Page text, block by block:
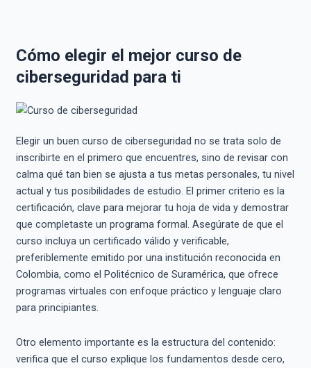
Cómo elegir el mejor curso de
ciberseguridad para ti
Elegir un buen curso de ciberseguridad no se trata solo de
inscribirte en el primero que encuentres, sino de revisar con
calma qué tan bien se ajusta a tus metas personales, tu nivel
actual y tus posibilidades de estudio. El primer criterio es la
certificación, clave para mejorar tu hoja de vida y demostrar
que completaste un programa formal. Asegúrate de que el
curso incluya un certificado válido y verificable,
preferiblemente emitido por una institución reconocida en
Colombia, como el Politécnico de Suramérica, que ofrece
programas virtuales con enfoque práctico y lenguaje claro
para principiantes.
Otro elemento importante es la estructura del contenido:
verifica que el curso explique los fundamentos desde cero,